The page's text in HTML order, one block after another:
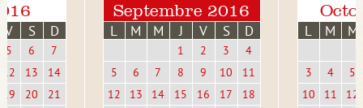
V S D
5 6
7
12
13
14
19
20
21
Septembre 2016
L M M J V S D
1 2 3
4
5
6 7 8 9 10
11
12
13 14 15 16 17
18
L M M
3 4
5
10
11
12